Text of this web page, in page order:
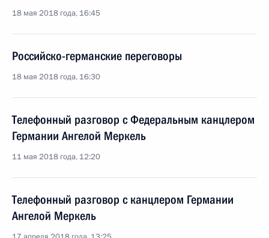
18 мая 2018 года, 16:45
Российско-германские переговоры
18 мая 2018 года, 16:30
Телефонный разговор с Федеральным канцлером
Германии Ангелой Меркель
11 мая 2018 года, 12:20
Телефонный разговор с канцлером Германии
Ангелой Меркель